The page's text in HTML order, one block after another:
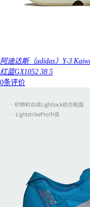
阿迪达斯（adidas）Y-3
红蓝GX1052 38 5
0条评价